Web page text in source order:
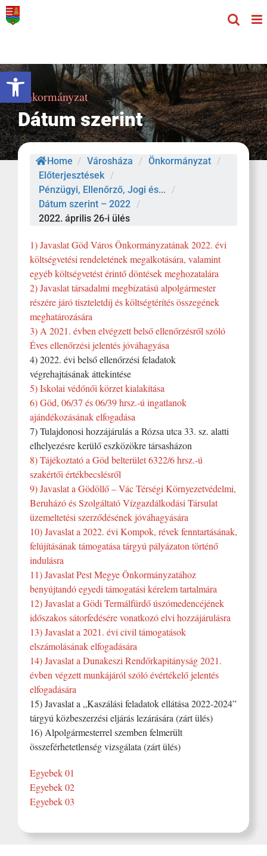
Eszköztár megnyitása
Kihagyás
Önkormányzat
Dátum szerint
Home / Városháza / Önkormányzat /
Előterjesztések /
Pénzügyi, Ellenőrző, Jogi és...
/
Dátum szerint – 2022 /
2022. április 26-i ülés
1) Javaslat Göd Város Önkormányzatának 2022. évi
költségvetési rendeletének megalkotására, valamint
egyéb költségvetést érintő döntések meghozatalára
2) Javaslat társadalmi megbízatású alpolgármester
részére járó tiszteletdíj és költségtérítés összegének
meghatározására
3) A 2021. évben elvégzett belső ellenőrzésről szóló
Éves ellenőrzési jelentés jóváhagyása
4) 2022. évi belső ellenőrzési feladatok
végrehajtásának áttekintése
5) Iskolai védőnői körzet kialakítása
6) Göd, 06/37 és 06/39 hrsz.-ú ingatlanok
ajándékozásának elfogadása
7) Tulajdonosi hozzájárulás a Rózsa utca 33. sz. alatti
elhelyezésre kerülő eszközökre társasházon
8) Tájékoztató a Göd belterület 6322/6 hrsz.-ú
szakértői értékbecslésről
9) Javaslat a Gödöllő – Vác Térségi Környezetvédelmi,
Beruházó és Szolgáltató Vízgazdálkodási Társulat
üzemeltetési szerződésének jóváhagyására
10) Javaslat a 2022. évi Kompok, révek fenntartásának,
felújításának támogatása tárgyú pályázaton történő
indulásra
11) Javaslat Pest Megye Önkormányzatához
benyújtandó egyedi támogatási kérelem tartalmára
12) Javaslat a Gödi Termálfürdő úszómedencéjének
időszakos sátorfedésére vonatkozó elvi hozzájárulásra
13) Javaslat a 2021. évi civil támogatások
elszámolásának elfogadására
14) Javaslat a Dunakeszi Rendőrkapitányság 2021.
évben végzett munkájáról szóló évértékelő jelentés
elfogadására
15) Javaslat a „Kaszálási feladatok ellátása 2022-2024”
tárgyú közbeszerzési eljárás lezárására (zárt ülés)
16) Alpolgármesterrel szemben felmerült
összeférhetetlenség vizsgálata (zárt ülés)
Egyebek 01
Egyebek 02
Egyebek 03